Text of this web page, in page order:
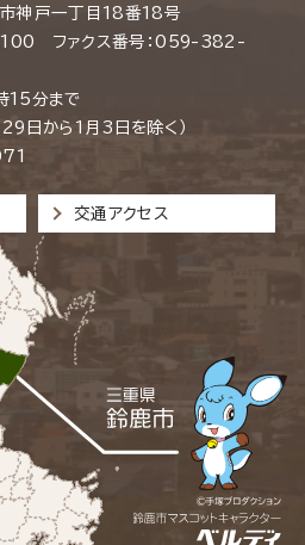
神戸一丁目18番18号
ファクス番号：059-382-
15分まで
29日から1月3日を除く）
交通アクセス